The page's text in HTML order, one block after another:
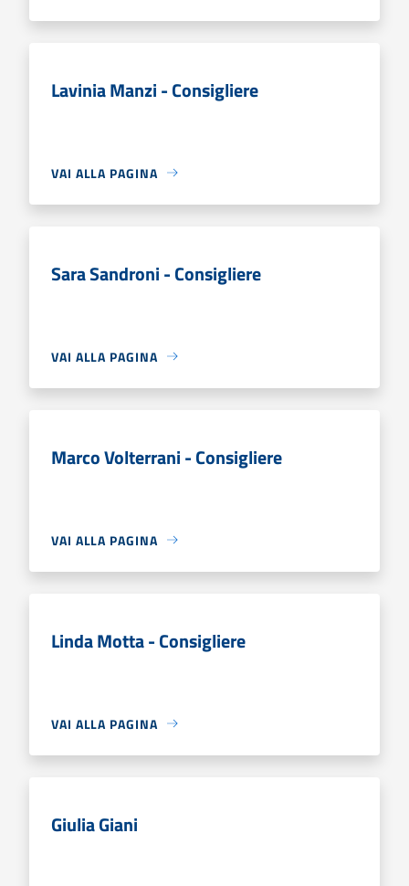
Lavinia Manzi - Consigliere
VAI ALLA PAGINA
Sara Sandroni - Consigliere
VAI ALLA PAGINA
Marco Volterrani - Consigliere
VAI ALLA PAGINA
Linda Motta - Consigliere
VAI ALLA PAGINA
Giulia Giani